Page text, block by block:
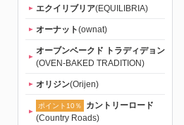
エクイリブリア(EQUILIBRIA)
オーナット(ownat)
オーブンベークド トラディデョン
(OVEN-BAKED TRADITION)
オリジン(Orijen)
ポイント10％
カントリーロード
(Country Roads)